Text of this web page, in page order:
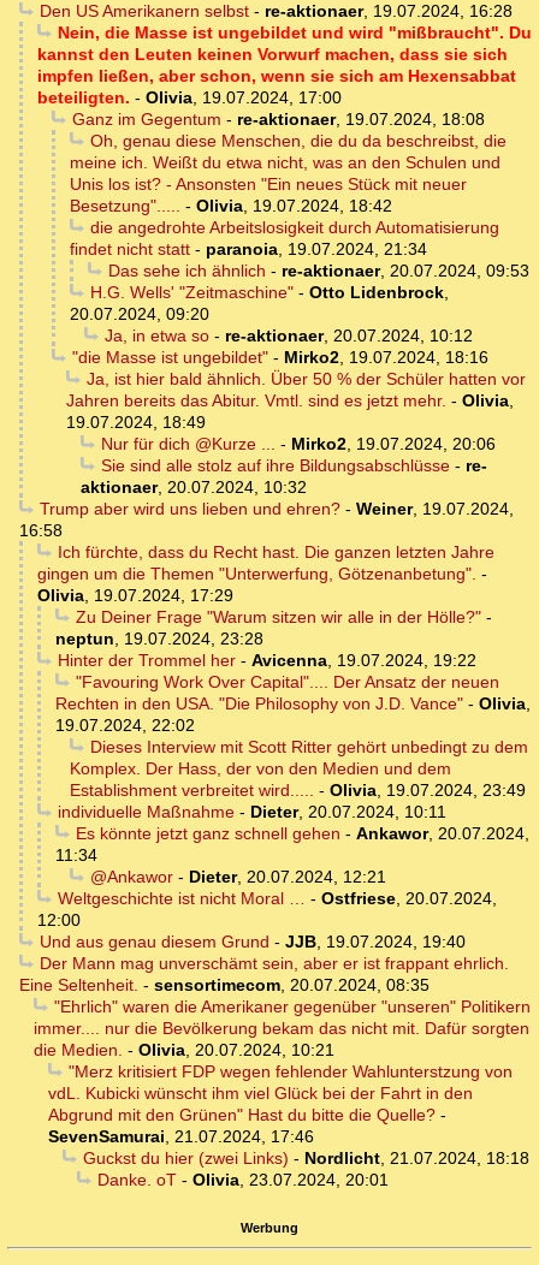
Den US Amerikanern selbst- re-aktionaer, 19.07.2024, 16:28
Nein, die Masse ist ungebildet und wird "mißbraucht". Du
kannst den Leuten keinen Vorwurf machen, dass sie sich
impfen ließen, aber schon, wenn sie sich am Hexensabbat
beteiligten. - Olivia, 19.07.2024, 17:00
Ganz im Gegentum - re-aktionaer, 19.07.2024, 18:08
Oh, genau diese Menschen, die du da beschreibst, die
meine ich. Weißt du etwa nicht, was an den Schulen und
Unis los ist? - Ansonsten "Ein neues Stück mit neuer
Besetzung"..... - Olivia, 19.07.2024, 18:42
die angedrohte Arbeitslosigkeit durch Automatisierung
findet nicht statt - paranoia, 19.07.2024, 21:34
Das sehe ich ähnlich - re-aktionaer, 20.07.2024, 09:53
H.G. Wells' "Zeitmaschine"- Otto Lidenbrock,
20.07.2024, 09:20
Ja, in etwa so- re-aktionaer, 20.07.2024, 10:12
"die Masse ist ungebildet"- Mirko2, 19.07.2024, 18:16
Ja, ist hier bald ähnlich. Über 50 % der Schüler hatten vor
Jahren bereits das Abitur. Vmtl. sind es jetzt mehr. - Olivia,
19.07.2024, 18:49
Nur für dich @Kurze ... - Mirko2, 19.07.2024, 20:06
Sie sind alle stolz auf ihre Bildungsabschlüsse- re-
aktionaer, 20.07.2024, 10:32
Trump aber wird uns lieben und ehren?- Weiner, 19.07.2024,
16:58
Ich fürchte, dass du Recht hast. Die ganzen letzten Jahre
gingen um die Themen "Unterwerfung, Götzenanbetung". -
Olivia, 19.07.2024, 17:29
Zu Deiner Frage "Warum sitzen wir alle in der Hölle?"-
neptun, 19.07.2024, 23:28
Hinter der Trommel her- Avicenna, 19.07.2024, 19:22
"Favouring Work Over Capital".... Der Ansatz der neuen
Rechten in den USA. "Die Philosophy von J.D. Vance" - Olivia,
19.07.2024, 22:02
Dieses Interview mit Scott Ritter gehört unbedingt zu dem
Komplex. Der Hass, der von den Medien und dem
Establishment verbreitet wird..... - Olivia, 19.07.2024, 23:49
individuelle Maßnahme- Dieter, 20.07.2024, 10:11
Es könnte jetzt ganz schnell gehen - Ankawor, 20.07.2024,
11:34
@Ankawor- Dieter, 20.07.2024, 12:21
Weltgeschichte ist nicht Moral … - Ostfriese, 20.07.2024,
12:00
Und aus genau diesem Grund - JJB, 19.07.2024, 19:40
Der Mann mag unverschämt sein, aber er ist frappant ehrlich.
Eine Seltenheit. - sensortimecom, 20.07.2024, 08:35
"Ehrlich" waren die Amerikaner gegenüber "unseren" Politikern
immer.... nur die Bevölkerung bekam das nicht mit. Dafür sorgten
die Medien. - Olivia, 20.07.2024, 10:21
"Merz kritisiert FDP wegen fehlender Wahlunterstzung von
vdL. Kubicki wünscht ihm viel Glück bei der Fahrt in den
Abgrund mit den Grünen" Hast du bitte die Quelle? -
SevenSamurai, 21.07.2024, 17:46
Guckst du hier (zwei Links) - Nordlicht, 21.07.2024, 18:18
Danke. oT- Olivia, 23.07.2024, 20:01
Werbung